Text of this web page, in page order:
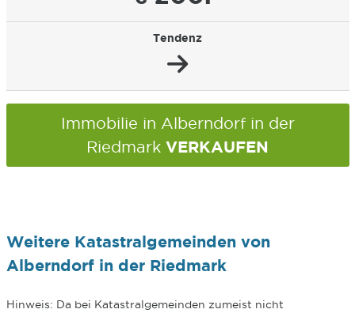
Tendenz
Immobilie in Alberndorf in der
Riedmark VERKAUFEN
Weitere Katastralgemeinden von
Alberndorf in der Riedmark
Hinweis: Da bei Katastralgemeinden zumeist nicht